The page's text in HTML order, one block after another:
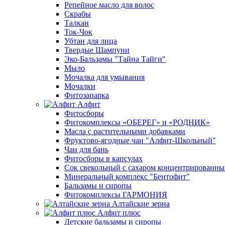
Репейное масло для волос
Скрабы
Талкан
Ток-Чок
Убтан для лица
Твердые Шампуни
Эко-Бальзамы "Тайна Тайги"
Мыло
Мочалка для умывания
Мочалки
Фитозапарка
Алфит
Фитосборы
Фитокомплексы «ОБЕРЕГ» и «РОДНИК»
Масла с растительными добавками
Фруктово-ягодные чаи "Алфит-Школьный"
Чаи для бань
Фитосборы в капсулах
Сок свекольный с сахаром
Минеральный комплекс "Бентофит"
Бальзамы и сиропы
Фитокомплексы ГАРМОНИЯ
Алтайские зерна
Алфит плюс
Детские бальзамы и сиропы